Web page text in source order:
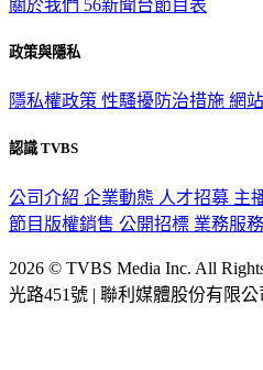
關於我們 56新聞台節目表
政策與隱私
隱私權政策 性騷擾防治措施 網
認識 TVBS
公司介紹 企業動態 人才招募 主
節目版權銷售 公開招標 業務服務
2026 © TVBS Media Inc. All
光路451號 | 聯利媒體股份有限公